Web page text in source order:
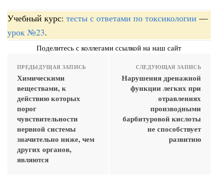
Учебный курс: тесты с ответами по токсикологии —
урок №23.
Поделитесь с коллегами ссылкой на наш сайт
ПРЕДЫДУЩАЯ ЗАПИСЬ
Химическими
веществами, к
действию которых
порог
чувствительности
нервной системы
значительно ниже, чем
других органов,
являются
СЛЕДУЮЩАЯ ЗАПИСЬ
Нарушения дренажной
функции легких при
отравлениях
производными
барбитуровой кислоты
не способствует
развитию